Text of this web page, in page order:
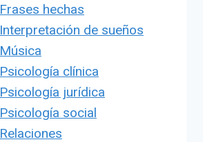
Frases hechas
Interpretación de sueños
Música
Psicología clínica
Psicología jurídica
Psicología social
Relaciones